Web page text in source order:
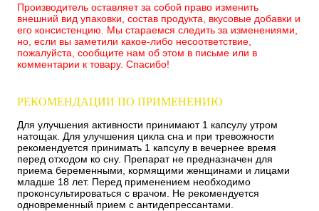
Производитель оставляет за собой право изменить
внешний вид упаковки, состав продукта, вкусовые добавки и
его консистенцию. Мы стараемся следить за изменениями,
но, если вы заметили какое-либо несоответствие,
пожалуйста, сообщите нам об этом в письме или в
комментарии к товару. Спасибо!
РЕКОМЕНДАЦИИ ПО ПРИМЕНЕНИЮ
Для улучшения активности принимают 1 капсулу утром
натощак. Для улучшения цикла сна и при тревожности
рекомендуется принимать 1 капсулу в вечернее время
перед отходом ко сну. Препарат не предназначен для
приема беременными, кормящими женщинами и лицами
младше 18 лет. Перед применением необходимо
проконсультироваться с врачом. Не рекомендуется
одновременный прием с антидепрессантами.